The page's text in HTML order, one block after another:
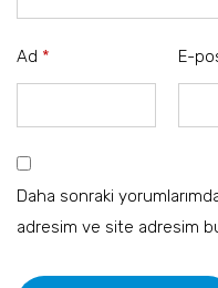
Ad * E-
Daha sonraki
adresim ve site adresim